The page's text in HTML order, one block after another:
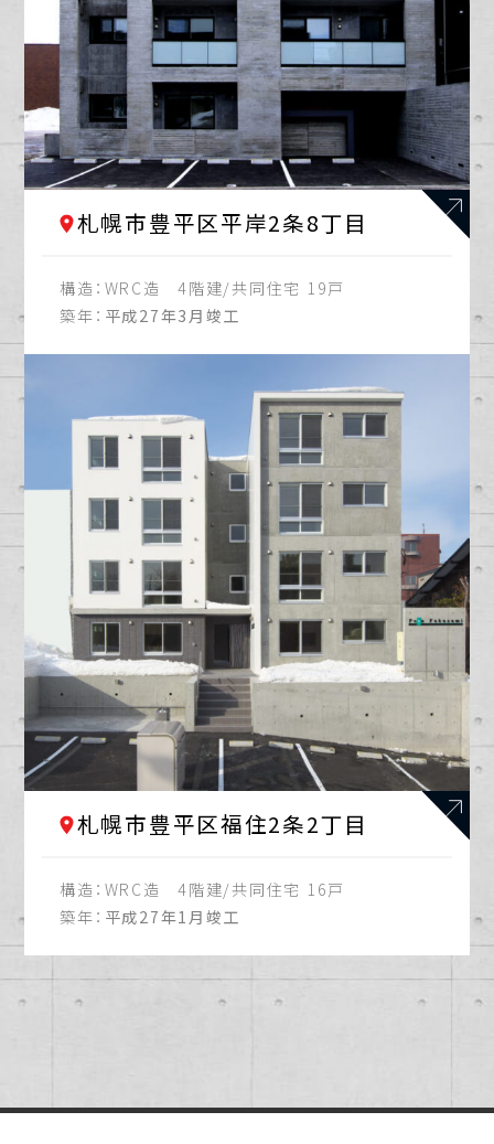
札幌市豊平区平岸2条8丁目
構造： WRC造 4階建/共同住宅 19戸
築年： 平成27年3月竣工
札幌市豊平区福住2条2丁目
構造： WRC造 4階建/共同住宅 16戸
築年： 平成27年1月竣工